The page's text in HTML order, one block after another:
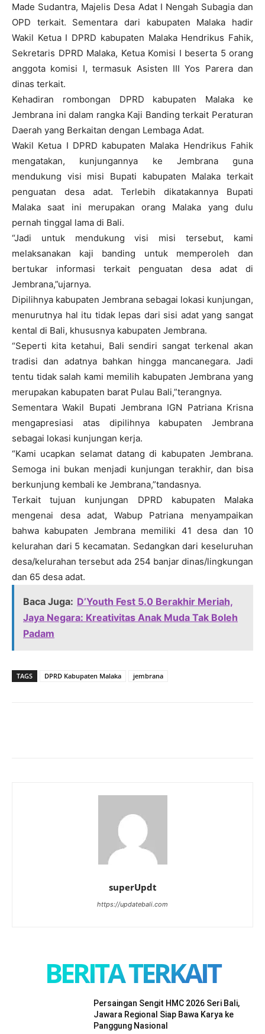
Made Sudantra, Majelis Desa Adat I Nengah Subagia dan
OPD terkait. Sementara dari kabupaten Malaka hadir
Wakil Ketua I DPRD kabupaten Malaka Hendrikus Fahik,
Sekretaris DPRD Malaka, Ketua Komisi I beserta 5 orang
anggota komisi I, termasuk Asisten III Yos Parera dan
dinas terkait.
Kehadiran rombongan DPRD kabupaten Malaka ke
Jembrana ini dalam rangka Kaji Banding terkait Peraturan
Daerah yang Berkaitan dengan Lembaga Adat.
Wakil Ketua I DPRD kabupaten Malaka Hendrikus Fahik
mengatakan, kunjungannya ke Jembrana guna
mendukung visi misi Bupati kabupaten Malaka terkait
penguatan desa adat. Terlebih dikatakannya Bupati
Malaka saat ini merupakan orang Malaka yang dulu
pernah tinggal lama di Bali.
“Jadi untuk mendukung visi misi tersebut, kami
melaksanakan kaji banding untuk memperoleh dan
bertukar informasi terkait penguatan desa adat di
Jembrana,”ujarnya.
Dipilihnya kabupaten Jembrana sebagai lokasi kunjungan,
menurutnya hal itu tidak lepas dari sisi adat yang sangat
kental di Bali, khususnya kabupaten Jembrana.
“Seperti kita ketahui, Bali sendiri sangat terkenal akan
tradisi dan adatnya bahkan hingga mancanegara. Jadi
tentu tidak salah kami memilih kabupaten Jembrana yang
merupakan kabupaten barat Pulau Bali,”terangnya.
Sementara Wakil Bupati Jembrana IGN Patriana Krisna
mengapresiasi atas dipilihnya kabupaten Jembrana
sebagai lokasi kunjungan kerja.
“Kami ucapkan selamat datang di kabupaten Jembrana.
Semoga ini bukan menjadi kunjungan terakhir, dan bisa
berkunjung kembali ke Jembrana,”tandasnya.
Terkait tujuan kunjungan DPRD kabupaten Malaka
mengenai desa adat, Wabup Patriana menyampaikan
bahwa kabupaten Jembrana memiliki 41 desa dan 10
kelurahan dari 5 kecamatan. Sedangkan dari keseluruhan
desa/kelurahan tersebut ada 254 banjar dinas/lingkungan
dan 65 desa adat.
Baca Juga: D’Youth Fest 5.0 Berakhir Meriah,
Jaya Negara: Kreativitas Anak Muda Tak Boleh
Padam
TAGS DPRD Kabupaten Malaka jembrana
superUpdt
https://updatebali.com
BERITA TERKAIT
Persaingan Sengit HMC 2026 Seri Bali,
Jawara Regional Siap Bawa Karya ke
Panggung Nasional